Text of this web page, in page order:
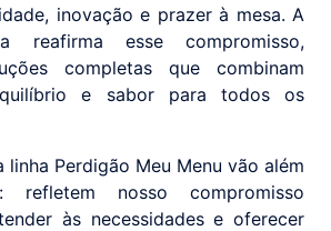
inovação e prazer à mesa. A
reafirma esse compromisso,
completas que combinam
e sabor para todos os
linha Perdigão Meu Menu vão além
refletem nosso compromisso
às necessidades e oferecer